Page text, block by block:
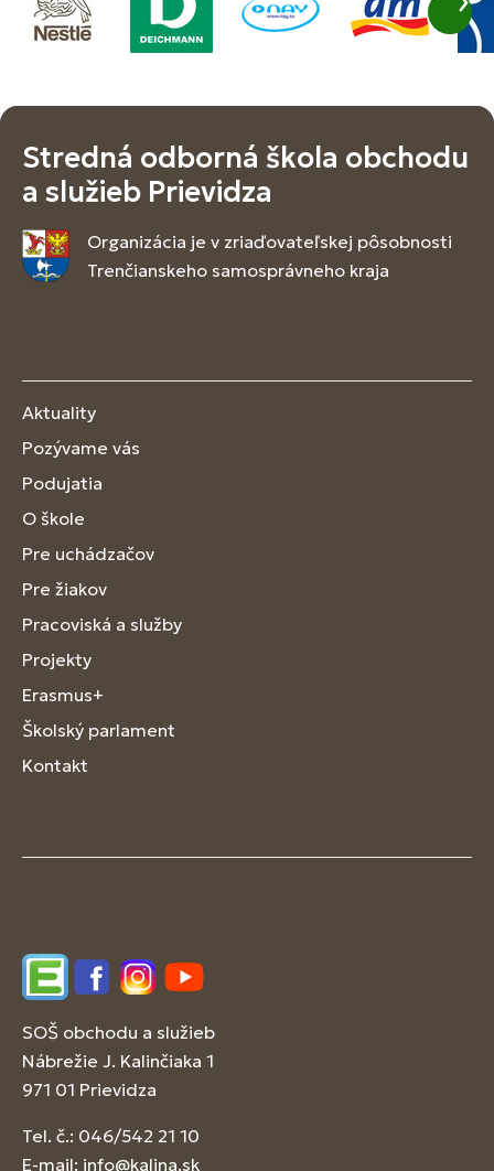
Stredná odborná škola obchodu
a služieb Prievidza
Organizácia je v zriaďovateľskej pôsobnosti
Trenčianskeho samosprávneho kraja
Aktuality
Pozývame vás
Podujatia
O škole
Pre uchádzačov
Pre žiakov
Pracoviská a služby
Projekty
Erasmus+
Školský parlament
Kontakt
EdupageFacebookInstagram
YouTube
SOŠ obchodu a služieb
Nábrežie J. Kalinčiaka 1
971 01 Prievidza
Tel. č.: 046/542 21 10
E-mail: info@kalina.sk